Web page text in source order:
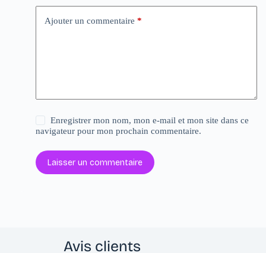
Ajouter un commentaire *
Enregistrer mon nom, mon e-mail et mon site dans ce
navigateur pour mon prochain commentaire.
Laisser un commentaire
Avis clients